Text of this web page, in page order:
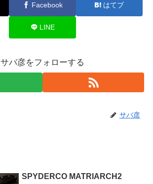
Facebook はてブ
LINE
サバ彦をフォローする
サバ彦
SPYDERCO MATRIARCH2